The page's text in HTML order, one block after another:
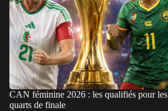
CAN féminine 2026 : les qualifiés pour les
quarts de finale